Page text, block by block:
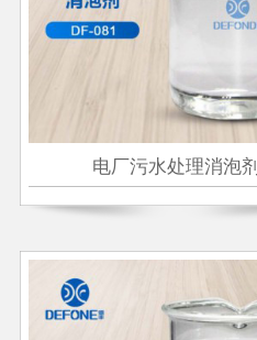
电厂污水处理消泡剂